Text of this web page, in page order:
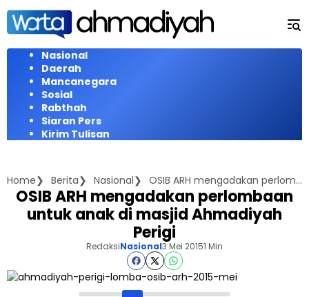
Langsung
konten
Nasional
Daerah
Mancanegara
Sosial
Rabthah
Siaran Pers
Kirim Tulisan
Home Berita Nasional OSIB ARH mengadakan perlombaan untuk anak di masjid Ahmadiyah Perigi
OSIB ARH mengadakan perlombaan
untuk anak di masjid Ahmadiyah
Perigi
RedaksiNasional3 Mei 20151 Min